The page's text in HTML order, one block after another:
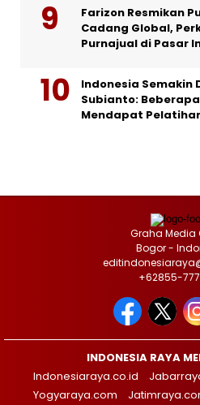
Farizon Resmikan
Cadang Global,
Purnajual di Pasar
Indonesia Semakin
Subianto:
Mendapat
Graha Media
Bogor -
+62855-
INDONESIA RAYA
Indonesiaraya.co.id
Yogyaraya.com